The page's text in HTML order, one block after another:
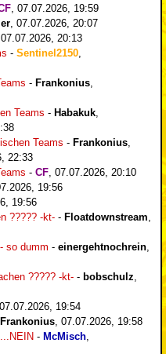
07.07.2026, 19:59
07.07.2026, 20:07
07.07.2026, 20:13
- Sentinel2150
- Frankonius
Teams - Habakuk
Teams - Frankonius
22:33
- CF 07.07.2026, 20:10
19:56
19:56
????? -kt- - Floatdownstream
so dumm - einergehtnochrein
????? -kt- - bobschulz
07.07.2026, 19:54
Frankonius 07.07.2026, 19:58
- McMisch